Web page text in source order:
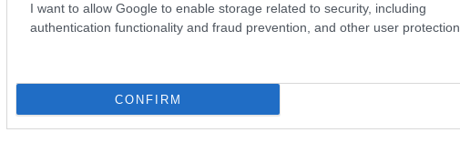
I want to allow Google to enable storage related to security, including
authentication functionality and fraud prevention, and other user protection.
CONFIRM